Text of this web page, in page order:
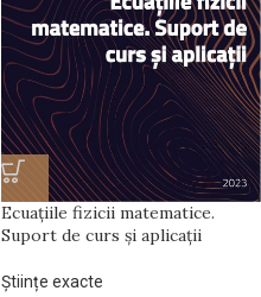
Ecuațiile fizicii matematice.
Suport de curs și aplicații
Științe exacte